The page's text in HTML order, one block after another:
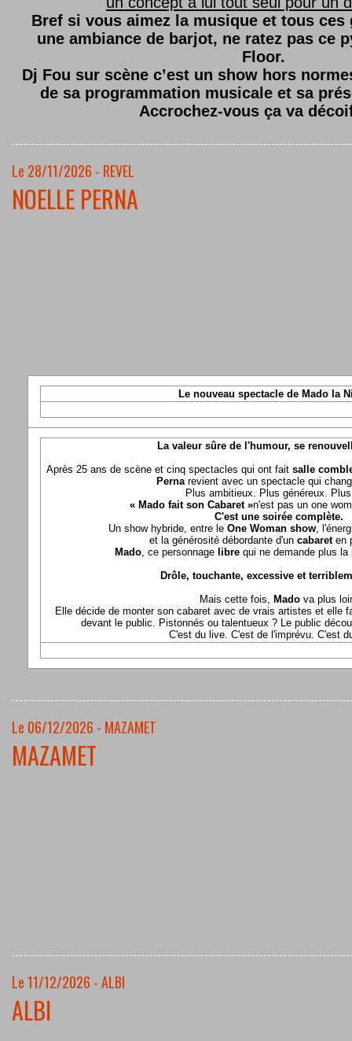
Bref si vous aimez la musique et tous ces
une ambiance de barjot, ne ratez pas ce
Floor.
Dj Fou sur scène c’est un show hors
de sa programmation musicale et sa
Accrochez-vous ça va
Le 28/11/2026 - REVEL
NOELLE PERNA
Le nouveau spectacle de Mado la
La valeur sûre de l'humour, se
Après 25 ans de scène et cinq spectacles qui ont fait salle
Pernarevient avec un spectacle qui
Plus ambitieux. Plus généreux.
« Mado fait son Cabaret »n'est pas un one
C'est une soirée complète.
Un show hybride, entre le One Woman show,
et la générosité débordante d'un cabaret en
Mado, ce personnage librequi ne demande plus la
Drôle, touchante, excessive et
Mais cette fois, Mado va plus
Elle décide de monter son cabaret avec de vrais artistes et elle
devant le public. Pistonnés ou talentueux ? Le public
C'est du live. C'est de l'imprévu. C'est
Le 06/12/2026 - MAZAMET
MAZAMET
Le 11/12/2026 - ALBI
ALBI